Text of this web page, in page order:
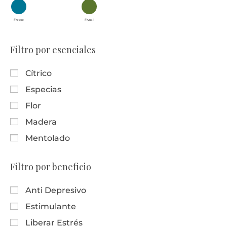
Fresco Frutal
Filtro por esenciales
Cítrico
Especias
Flor
Madera
Mentolado
Filtro por beneficio
Anti Depresivo
Estimulante
Liberar Estrés